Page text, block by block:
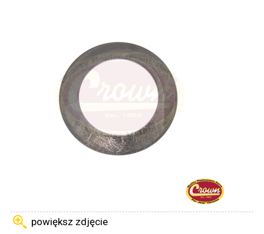
powiększ zdjęcie